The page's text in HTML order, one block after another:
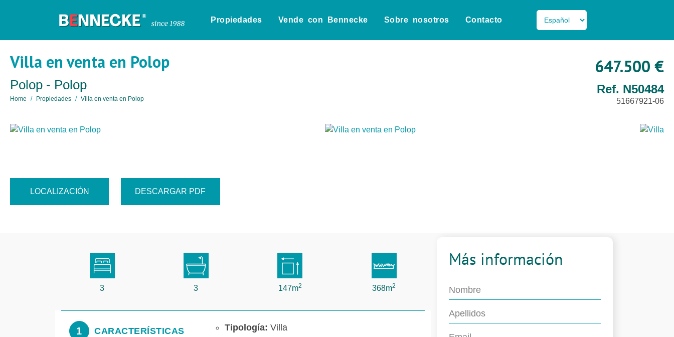
Propiedades Vende con Bennecke Sobre nosotros Contacto
Villa en venta en Polop
Polop - Polop
Home Propiedades Villa en venta en Polop
647.500 €
Ref. N50484
51667921-06
LOCALIZACIÓN DESCARGAR PDF
3 3 147m2 368m2
1 CARACTERÍSTICAS Tipología: Villa
Más información